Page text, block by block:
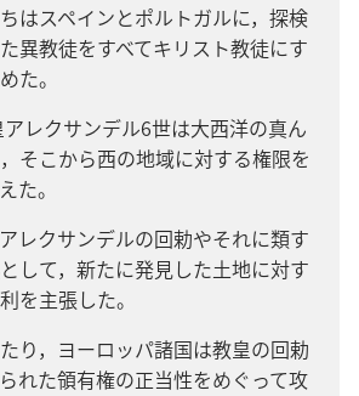
は​スペイン​と​ポルトガル​に，探検​
異教​徒​を​すべて​キリスト​教徒​に​す
た。
レクサンデル​6​世​は​大西洋​の​真ん
そこ​から​西​の​地域​に​対する​権限​を​
た。
レクサンデル​の​回勅​や​それ​に​類す
し​て，新た​に​発見​し​た​土地​に​対す
を​主張​し​た。
り，ヨーロッパ​諸国​は​教皇​の​回勅​
れ​た​領有​権​の​正当​性​を​めぐっ​て​攻